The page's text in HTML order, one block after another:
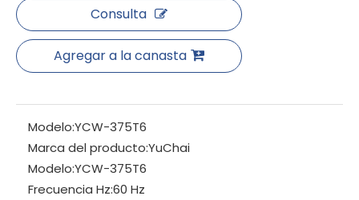
Consulta
Agregar a la canasta
Modelo:YCW-375T6
Marca del producto:YuChai
Modelo:YCW-375T6
Frecuencia Hz:60 Hz